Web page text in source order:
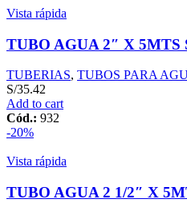
Vista rápida
TUBO AGUA 2″ X 5MTS
TUBERIAS, TUBOS PARA
S/35.42
Add to cart
Cód.: 932
-20%
Vista rápida
TUBO AGUA 2 1/2″ X